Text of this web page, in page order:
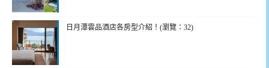
日月潭雲品酒店各房型介紹！(瀏覽：32)